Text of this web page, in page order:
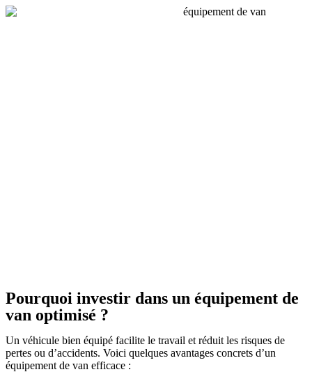
Pourquoi investir dans un équipement de
van optimisé ?
Un véhicule bien équipé facilite le travail et réduit les risques de
pertes ou d’accidents. Voici quelques avantages concrets d’un
équipement de van efficace :